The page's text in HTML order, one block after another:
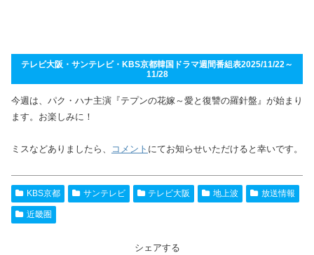
テレビ大阪・サンテレビ・KBS京都韓国ドラマ週間番組表2025/11/22～
11/28
今週は、パク・ハナ主演『テプンの花嫁～愛と復讐の羅針盤』が始まり
ます。お楽しみに！
ミスなどありましたら、 コメント にてお知らせいただけると幸いです。
KBS京都 サンテレビ テレビ大阪 地上波 放送情報
近畿圏
シェアする